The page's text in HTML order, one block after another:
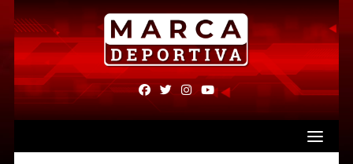
Skip
content
fab
fa-
fab
fa-
fab fab